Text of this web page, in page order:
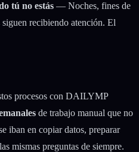
tú no estás — Noches, fines de
recibiendo atención. El
procesos con DAILYMP
de trabajo manual que no
iban en copiar datos, preparar
mismas preguntas de siempre.